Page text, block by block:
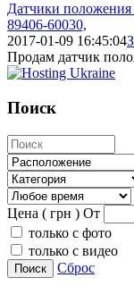
Датчики положения
89406-60030,
2017-01-09 16:45:04
Продам датчик
Поиск
Цена ( грн ) От
только с фото
только с видео
Поиск Сброс